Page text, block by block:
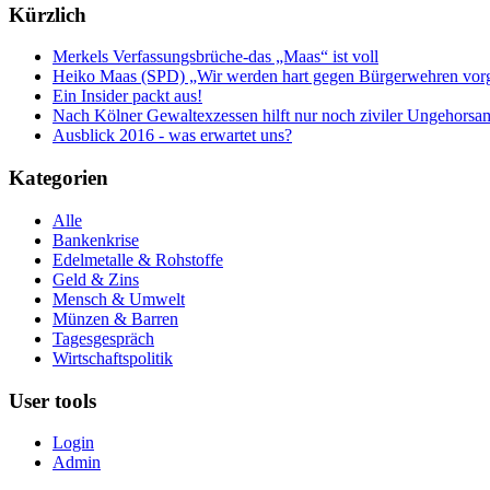
Kürzlich
Merkels Verfassungsbrüche-das „Maas“ ist voll
Heiko Maas (SPD) „Wir werden hart gegen Bürgerwehren
Ein Insider packt aus!
Nach Kölner Gewaltexzessen hilft nur noch ziviler
Ausblick 2016 - was erwartet uns?
Kategorien
Alle
Bankenkrise
Edelmetalle & Rohstoffe
Geld & Zins
Mensch & Umwelt
Münzen & Barren
Tagesgespräch
Wirtschaftspolitik
User tools
Login
Admin